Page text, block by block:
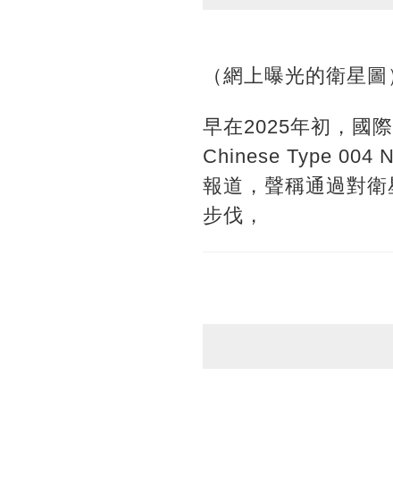
（網上曝光的衛星圖
早在2025年初，國
Chinese Type 004
報道，聲稱通過對
步伐，